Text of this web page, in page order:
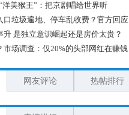
洋美猴王”：把京剧唱给世界听
口垃圾遍地、停车乱收费？官方回应
升 是独立意识崛起还是房价太贵？
市场调查：仅20%的头部网红在赚钱
网友评论 热帖排行